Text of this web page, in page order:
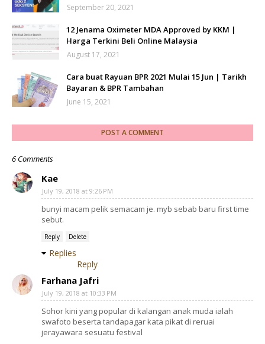
September 20, 2021
12 Jenama Oximeter MDA Approved by KKM |
Harga Terkini Beli Online Malaysia
August 17, 2021
Cara buat Rayuan BPR 2021 Mulai 15 Jun | Tarikh
Bayaran & BPR Tambahan
June 15, 2021
POST A COMMENT
6 Comments
Kae
July 19, 2018 at 9:26 PM
bunyi macam pelik semacam je. myb sebab baru first time
sebut.
Reply Delete
Replies
Reply
Farhana Jafri
July 19, 2018 at 10:33 PM
Sohor kini yang popular di kalangan anak muda ialah
swafoto beserta tandapagar kata pikat di reruai
jerayawara sesuatu festival